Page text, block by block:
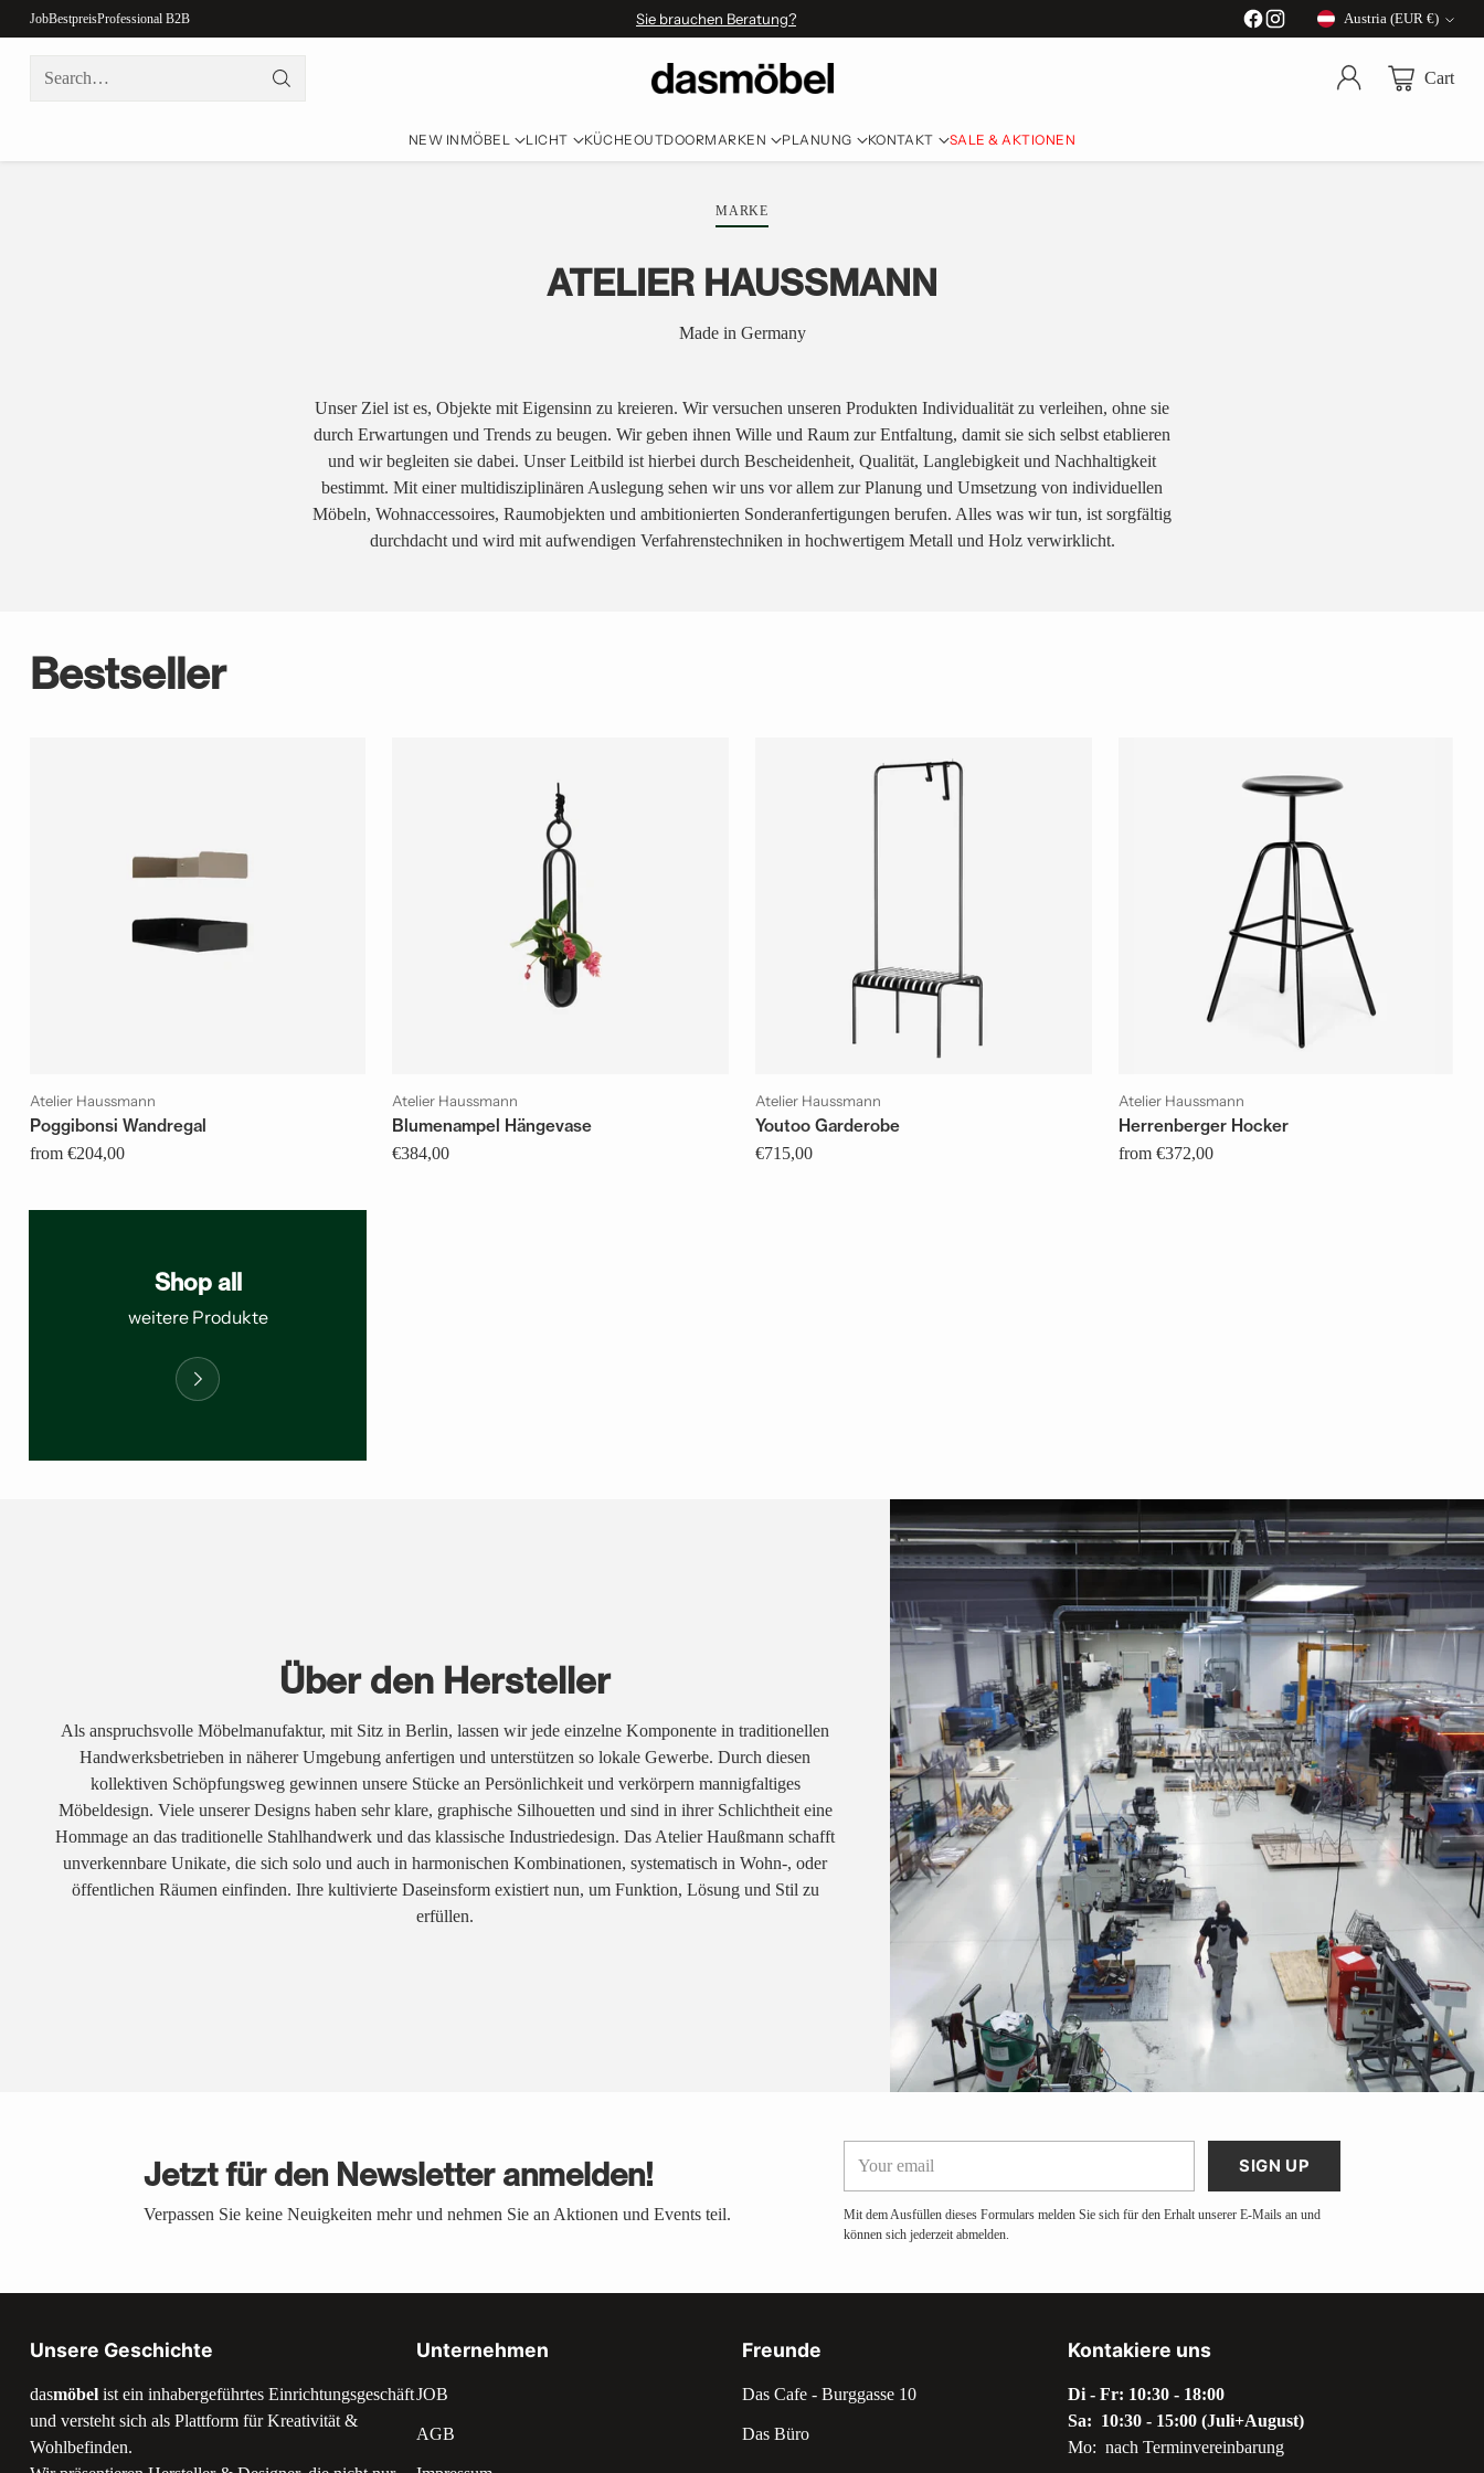
JobBestpreisProfessional B2B Sie brauchen Beratung?
Currency
Austria (EUR €)
Search… Cart
NEW IN MÖBEL LICHT KÜCHEOUTDOORMARKEN PLANUNG KONTAKT SALE & AKTIONEN
MARKE
ATELIER HAUSSMANN
Made in Germany
Unser Ziel ist es, Objekte mit Eigensinn zu kreieren. Wir versuchen unseren Produkten Individualität zu verleihen, ohne sie
durch Erwartungen und Trends zu beugen. Wir geben ihnen Wille und Raum zur Entfaltung, damit sie sich selbst etablieren
und wir begleiten sie dabei. Unser Leitbild ist hierbei durch Bescheidenheit, Qualität, Langlebigkeit und Nachhaltigkeit
bestimmt. Mit einer multidisziplinären Auslegung sehen wir uns vor allem zur Planung und Umsetzung von individuellen
Möbeln, Wohnaccessoires, Raumobjekten und ambitionierten Sonderanfertigungen berufen. Alles was wir tun, ist sorgfältig
durchdacht und wird mit aufwendigen Verfahrenstechniken in hochwertigem Metall und Holz verwirklicht.
Bestseller
Atelier Haussmann
Poggibonsi Wandregal
from €204,00
Atelier Haussmann
Blumenampel Hängevase
€384,00
Atelier Haussmann
Youtoo Garderobe
€715,00
Atelier Haussmann
Herrenberger Hocker
from €372,00
Shop all
weitere Produkte
Über den Hersteller
Als anspruchsvolle Möbelmanufaktur, mit Sitz in Berlin, lassen wir jede einzelne Komponente in traditionellen
Handwerksbetrieben in näherer Umgebung anfertigen und unterstützen so lokale Gewerbe. Durch diesen
kollektiven Schöpfungsweg gewinnen unsere Stücke an Persönlichkeit und verkörpern mannigfaltiges
Möbeldesign. Viele unserer Designs haben sehr klare, graphische Silhouetten und sind in ihrer Schlichtheit eine
Hommage an das traditionelle Stahlhandwerk und das klassische Industriedesign. Das Atelier Haußmann schafft
unverkennbare Unikate, die sich solo und auch in harmonischen Kombinationen, systematisch in Wohn-, oder
öffentlichen Räumen einfinden. Ihre kultivierte Daseinsform existiert nun, um Funktion, Lösung und Stil zu
erfüllen.
Jetzt für den Newsletter anmelden!
Verpassen Sie keine Neuigkeiten mehr und nehmen Sie an Aktionen und Events teil.
SIGN UP
Mit dem Ausfüllen dieses Formulars melden Sie sich für den Erhalt unserer E-Mails an und
können sich jederzeit abmelden.
Unsere Geschichte
dasmöbel ist ein inhabergeführtes Einrichtungsgeschäft
und versteht sich als Plattform für Kreativität &
Wohlbefinden.
Unternehmen
JOB
AGB
Freunde
Das Cafe - Burggasse 10
Das Büro
Kontakiere uns
Di - Fr: 10:30 - 18:00
Sa: 10:30 - 15:00 (Juli+August)
Mo: nach Terminvereinbarung